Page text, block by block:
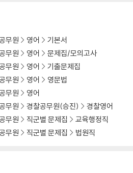
무원 영어
기본서
무원 영어
문제집/모의고사
무원 영어
기출문제집
무원 영어
영문법
무원
영어
무원 경찰공무원(승진)
경찰영어
무원 직군별 문제집
교육행정직
무원 직군별 문제집 법원직